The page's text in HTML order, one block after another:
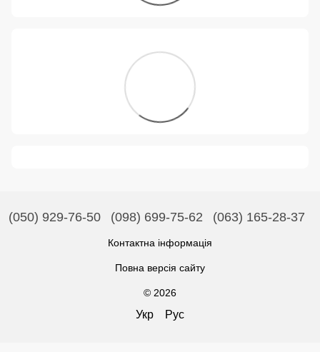
(050) 929-76-50 (098) 699-75-62 (063) 165-28-37
Контактна інформація
Повна версія сайту
© 2026
Укр Рус